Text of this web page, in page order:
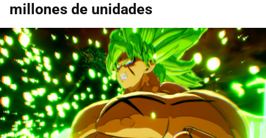
millones de unidades